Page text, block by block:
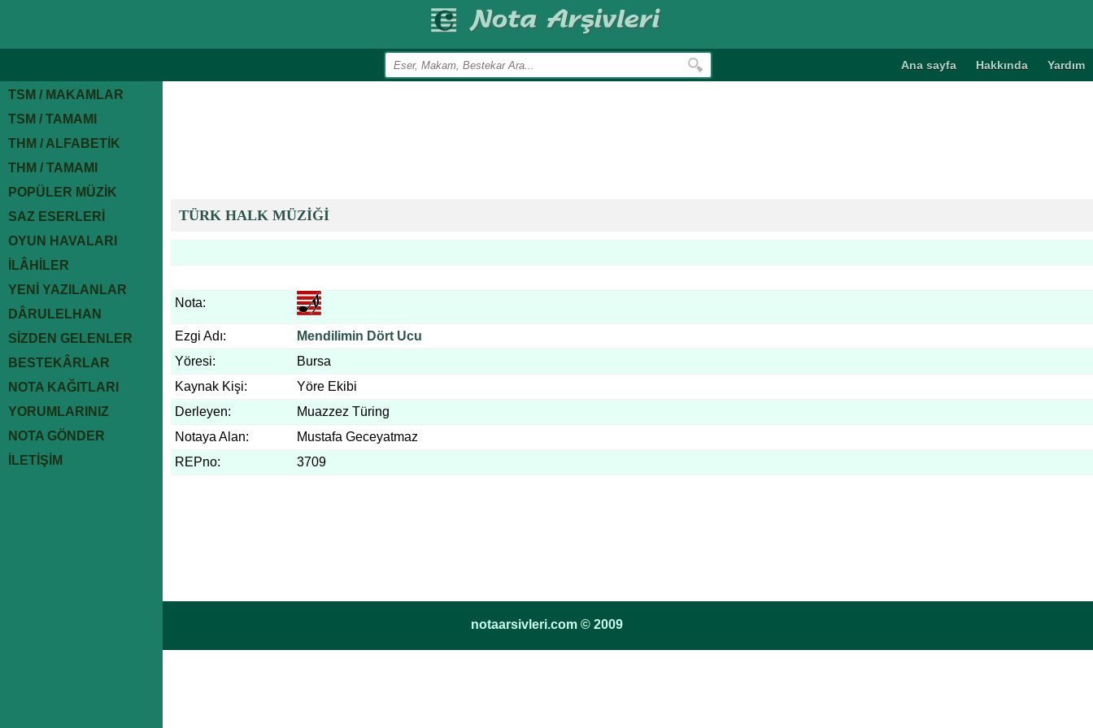
Ana sayfa Hakkında Yardım
TSM / MAKAMLAR
TSM / TAMAMI
THM / ALFABETİK
THM / TAMAMI
POPÜLER MÜZİK
SAZ ESERLERİ
OYUN HAVALARI
İLÂHİLER
YENİ YAZILANLAR
DÂRULELHAN
SİZDEN GELENLER
BESTEKÂRLAR
NOTA KAĞITLARI
YORUMLARINIZ
NOTA GÖNDER
İLETİŞİM
TÜRK HALK MÜZİĞİ
Nota:
Ezgi Adı:
Mendilimin Dört Ucu
Yöresi:
Bursa
Kaynak Kişi:
Yöre Ekibi
Derleyen:
Muazzez Türing
Notaya Alan:
Mustafa Geceyatmaz
REPno:
3709
notaarsivleri.com © 2009